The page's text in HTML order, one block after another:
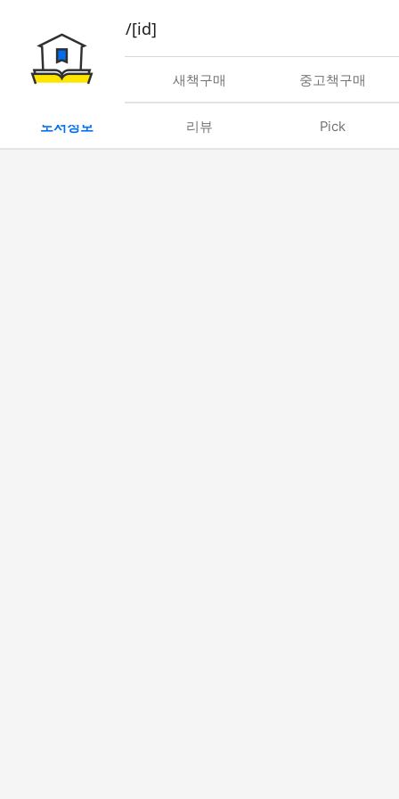
book/rent/[id]
대여 새책구매 중고책구매
도서정보 리뷰 Pick